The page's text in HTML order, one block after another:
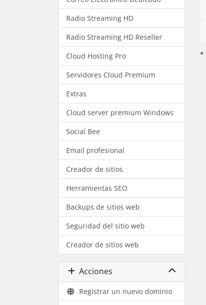
Radio Streaming HD
Radio Streaming HD Reseller
Cloud Hosting Pro
Servidores Cloud Premium
Extras
Cloud server premium Windows
Social Bee
Email profesional
Creador de sitios
Herramientas SEO
Backups de sitios web
Seguridad del sitio web
Creador de sitios web
Acciones
Registrar un nuevo dominio
*